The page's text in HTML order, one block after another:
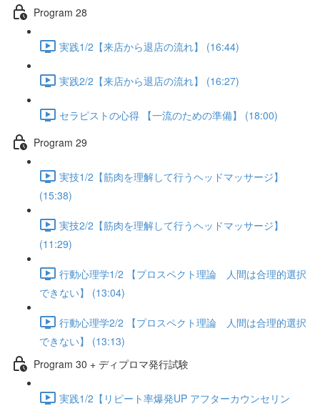
Program 28
実践1/2【来店から退店の流れ】 (16:44)
実践2/2【来店から退店の流れ】 (16:27)
セラピストの心得 【一流のための準備】 (18:00)
Program 29
実技1/2【筋肉を理解して行うヘッドマッサージ】
(15:38)
実技2/2【筋肉を理解して行うヘッドマッサージ】
(11:29)
行動心理学1/2 【プロスペクト理論 人間は合理的選択
できない】 (13:04)
行動心理学2/2 【プロスペクト理論 人間は合理的選択
できない】 (13:13)
Program 30 + ディプロマ発行試験
実践1/2【リピート率爆発UP アフターカウンセリン